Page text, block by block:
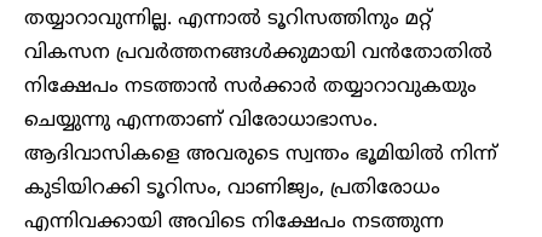
തയ്യാറാവുന്നില്ല. എന്നാൽ ടൂറിസത്തിനും മറ്റ്
വികസന പ്രവർത്തനങ്ങൾക്കുമായി വൻതോതിൽ
നിക്ഷേപം നടത്താൻ സർക്കാർ തയ്യാറാവുകയും
ചെയ്യുന്നു എന്നതാണ് വിരോധാഭാസം.
ആദിവാസികളെ അവരുടെ സ്വന്തം ഭൂമിയിൽ നിന്ന്
കുടിയിറക്കി ടൂറിസം, വാണിജ്യം, പ്രതിരോധം
എന്നിവക്കായി അവിടെ നിക്ഷേപം നടത്തുന്ന